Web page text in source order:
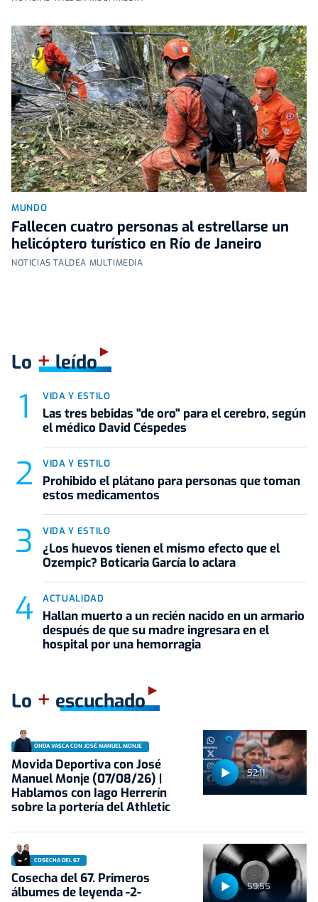
MUNDO
Fallecen cuatro personas al estrellarse un
helicóptero turístico en Río de Janeiro
NOTICIAS TALDEA MULTIMEDIA
Lo +leído
VIDA Y ESTILO
Las tres bebidas "de oro" para el cerebro, según
el médico David Céspedes
VIDA Y ESTILO
Prohibido el plátano para personas que toman
estos medicamentos
VIDA Y ESTILO
¿Los huevos tienen el mismo efecto que el
Ozempic? Boticaria García lo aclara
ACTUALIDAD
Hallan muerto a un recién nacido en un armario
después de que su madre ingresara en el
hospital por una hemorragia
Lo + escuchado
52:11
ONDA VASCA CON JOSÉ MANUEL MONJE
Movida Deportiva con José
Manuel Monje (07/08/26) |
Hablamos con Iago Herrerín
sobre la portería del Athletic
59:55
COSECHA DEL 67
Cosecha del 67. Primeros
álbumes de leyenda -2-